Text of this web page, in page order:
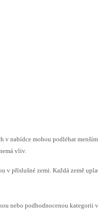
nabídce mohou podléhat
vliv.
v příslušné zemi. Každá země
nebo podhodnocenou kategorii